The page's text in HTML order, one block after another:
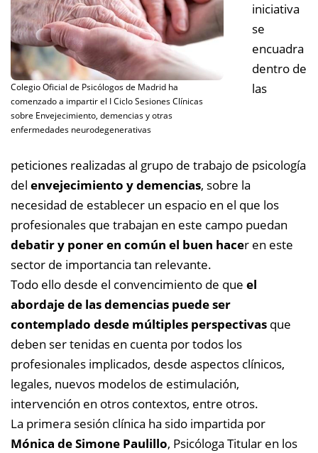
Colegio Oficial de Psicólogos de Madrid ha
comenzado a impartir el I Ciclo Sesiones Clínicas
sobre Envejecimiento, demencias y otras
enfermedades neurodegenerativas
iniciativa
se
encuadra
dentro de
las
peticiones realizadas al grupo de trabajo de psicología
del envejecimiento y demencias, sobre la
necesidad de establecer un espacio en el que los
profesionales que trabajan en este campo puedan
debatir y poner en común el buen hacer en este
sector de importancia tan relevante.
Todo ello desde el convencimiento de que el
abordaje de las demencias puede ser
contemplado desde múltiples perspectivas que
deben ser tenidas en cuenta por todos los
profesionales implicados, desde aspectos clínicos,
legales, nuevos modelos de estimulación,
intervención en otros contextos, entre otros.
La primera sesión clínica ha sido impartida por
Mónica de Simone Paulillo, Psicóloga Titular en los